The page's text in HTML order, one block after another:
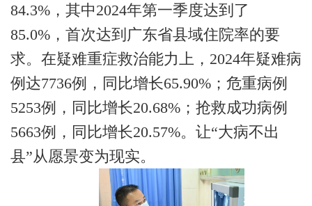
84.3% ，其中2024年第一季度达到了
85.0% ，首次达到广东省县域住院率的要
求。在疑难重症救治能力上， 2024年疑难病
例达7736例，同比增长65.90% ；危重病例
5253例，同比增长20.68% ；抢救成功病例
5663例，同比增长20.57%。让“大病不出
县”从愿景变为现实。